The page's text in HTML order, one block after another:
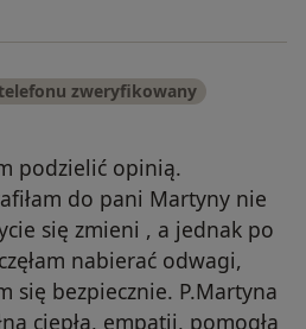
zweryfikowany
podzielić opinią.
do pani Martyny nie
się zmieni , a jednak po
nabierać odwagi,
się bezpiecznie. P.Martyna
ciepła, empatii, pomogła